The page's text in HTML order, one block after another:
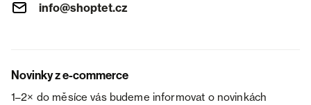
info@shoptet.cz
Novinky z e-commerce
1–2× do měsíce vás budeme informovat o novinkách